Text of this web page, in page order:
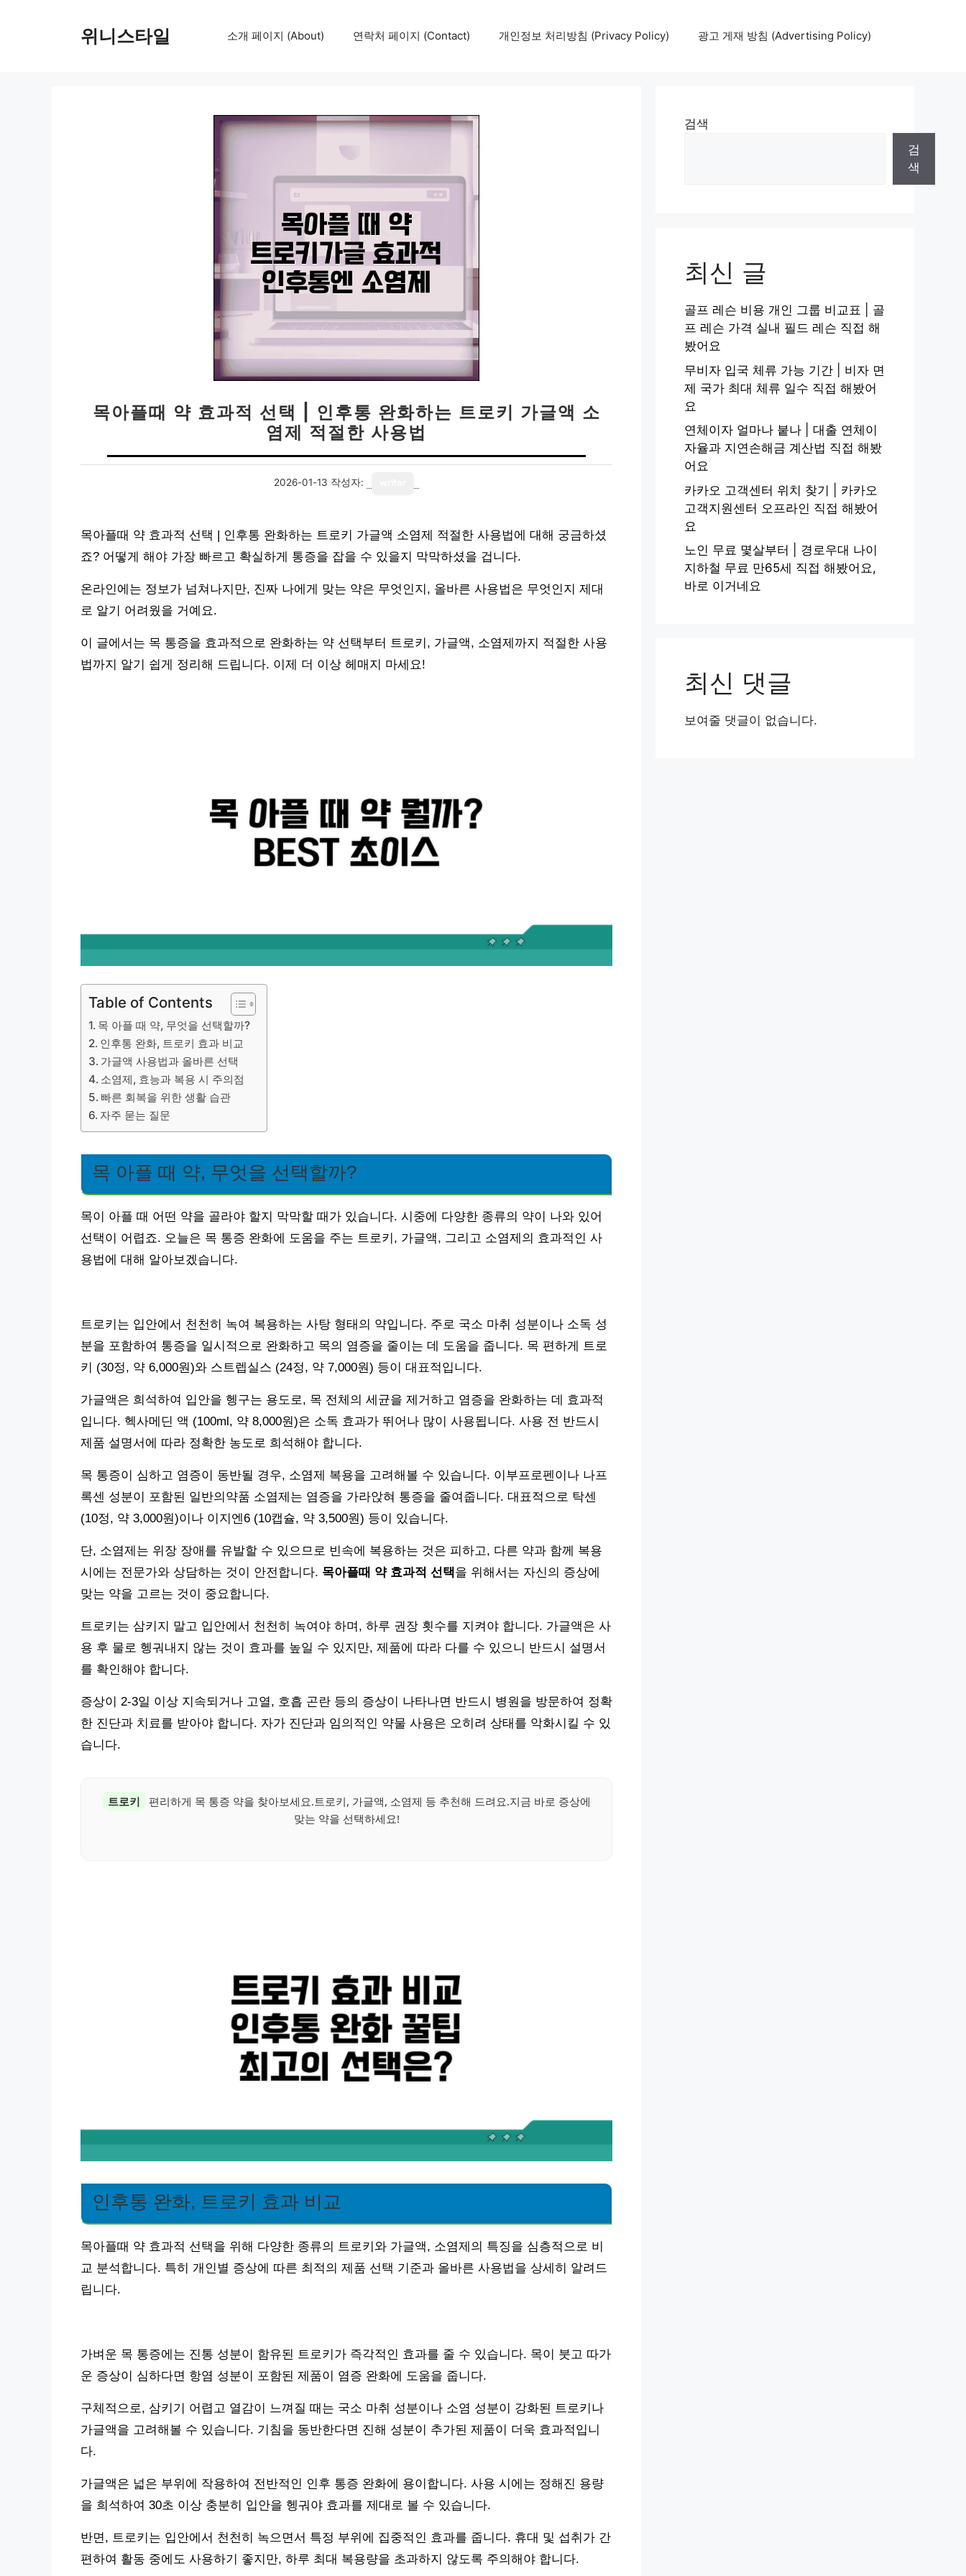
위니스타일 소개 페이지 (About) 연락처 페이지 (Contact) 개인정보 처리방침 (Privacy Policy) 광고 게재 방침 (Advertising Policy)
목아플때 약 효과적 선택 | 인후통 완화하는 트로키 가글액 소
염제 적절한 사용법
2026-01-13 작성자:
목아플때 약 효과적 선택 | 인후통 완화하는 트로키 가글액 소염제 적절한 사용법에 대해 궁금하셨
죠? 어떻게 해야 가장 빠르고 확실하게 통증을 잡을 수 있을지 막막하셨을 겁니다.
온라인에는 정보가 넘쳐나지만, 진짜 나에게 맞는 약은 무엇인지, 올바른 사용법은 무엇인지 제대
로 알기 어려웠을 거예요.
이 글에서는 목 통증을 효과적으로 완화하는 약 선택부터 트로키, 가글액, 소염제까지 적절한 사용
법까지 알기 쉽게 정리해 드립니다. 이제 더 이상 헤매지 마세요!
Table of Contents
목 아플 때 약, 무엇을 선택할까?
인후통 완화, 트로키 효과 비교
가글액 사용법과 올바른 선택
소염제, 효능과 복용 시 주의점
빠른 회복을 위한 생활 습관
자주 묻는 질문
목 아플 때 약, 무엇을 선택할까?
목이 아플 때 어떤 약을 골라야 할지 막막할 때가 있습니다. 시중에 다양한 종류의 약이 나와 있어
선택이 어렵죠. 오늘은 목 통증 완화에 도움을 주는 트로키, 가글액, 그리고 소염제의 효과적인 사
용법에 대해 알아보겠습니다.
트로키는 입안에서 천천히 녹여 복용하는 사탕 형태의 약입니다. 주로 국소 마취 성분이나 소독 성
분을 포함하여 통증을 일시적으로 완화하고 목의 염증을 줄이는 데 도움을 줍니다. 목 편하게 트로
키 (30정, 약 6,000원)와 스트렙실스 (24정, 약 7,000원) 등이 대표적입니다.
가글액은 희석하여 입안을 헹구는 용도로, 목 전체의 세균을 제거하고 염증을 완화하는 데 효과적
입니다. 헥사메딘 액 (100ml, 약 8,000원)은 소독 효과가 뛰어나 많이 사용됩니다. 사용 전 반드시
제품 설명서에 따라 정확한 농도로 희석해야 합니다.
목 통증이 심하고 염증이 동반될 경우, 소염제 복용을 고려해볼 수 있습니다. 이부프로펜이나 나프
록센 성분이 포함된 일반의약품 소염제는 염증을 가라앉혀 통증을 줄여줍니다. 대표적으로 탁센
(10정, 약 3,000원)이나 이지엔6 (10캡슐, 약 3,500원) 등이 있습니다.
단, 소염제는 위장 장애를 유발할 수 있으므로 빈속에 복용하는 것은 피하고, 다른 약과 함께 복용
시에는 전문가와 상담하는 것이 안전합니다. 목아플때 약 효과적 선택을 위해서는 자신의 증상에
맞는 약을 고르는 것이 중요합니다.
트로키는 삼키지 말고 입안에서 천천히 녹여야 하며, 하루 권장 횟수를 지켜야 합니다. 가글액은 사
용 후 물로 헹궈내지 않는 것이 효과를 높일 수 있지만, 제품에 따라 다를 수 있으니 반드시 설명서
를 확인해야 합니다.
증상이 2-3일 이상 지속되거나 고열, 호흡 곤란 등의 증상이 나타나면 반드시 병원을 방문하여 정확
한 진단과 치료를 받아야 합니다. 자가 진단과 임의적인 약물 사용은 오히려 상태를 악화시킬 수 있
습니다.
트로키
편리하게 목 통증 약을 찾아보세요.트로키, 가글액, 소염제 등 추천해 드려요.지금 바로 증상에
맞는 약을 선택하세요!
인후통 완화, 트로키 효과 비교
목아플때 약 효과적 선택을 위해 다양한 종류의 트로키와 가글액, 소염제의 특징을 심층적으로 비
교 분석합니다. 특히 개인별 증상에 따른 최적의 제품 선택 기준과 올바른 사용법을 상세히 알려드
립니다.
가벼운 목 통증에는 진통 성분이 함유된 트로키가 즉각적인 효과를 줄 수 있습니다. 목이 붓고 따가
운 증상이 심하다면 항염 성분이 포함된 제품이 염증 완화에 도움을 줍니다.
구체적으로, 삼키기 어렵고 열감이 느껴질 때는 국소 마취 성분이나 소염 성분이 강화된 트로키나
가글액을 고려해볼 수 있습니다. 기침을 동반한다면 진해 성분이 추가된 제품이 더욱 효과적입니
다.
가글액은 넓은 부위에 작용하여 전반적인 인후 통증 완화에 용이합니다. 사용 시에는 정해진 용량
을 희석하여 30초 이상 충분히 입안을 헹궈야 효과를 제대로 볼 수 있습니다.
반면, 트로키는 입안에서 천천히 녹으면서 특정 부위에 집중적인 효과를 줍니다. 휴대 및 섭취가 간
편하여 활동 중에도 사용하기 좋지만, 하루 최대 복용량을 초과하지 않도록 주의해야 합니다.
검색
검
색
최신 글
골프 레슨 비용 개인 그룹 비교표 | 골
프 레슨 가격 실내 필드 레슨 직접 해
봤어요
무비자 입국 체류 가능 기간 | 비자 면
제 국가 최대 체류 일수 직접 해봤어
요
연체이자 얼마나 붙나 | 대출 연체이
자율과 지연손해금 계산법 직접 해봤
어요
카카오 고객센터 위치 찾기 | 카카오
고객지원센터 오프라인 직접 해봤어
요
노인 무료 몇살부터 | 경로우대 나이
지하철 무료 만65세 직접 해봤어요,
바로 이거네요
최신 댓글
보여줄 댓글이 없습니다.